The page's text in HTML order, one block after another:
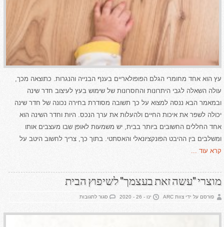
עץ הוא אחד מחומרי הגלם הפופולאריים בענף הבנייה והנגרות. כתוצאה מכך,
עולה השאלה לגבי היתרונות והחסרונות של שימוש בעץ לעיצוב חדר שינה
ובמאמר הבא ננסה למצוא על כך תשובה מסודרת בחירה נכונה של חדר שינה
יכולה לשפר את איכות החיים ולהעלות את ערך הנכס. היות וחדר השינה הוא
אחד החללים החשובים ביותר בבית, יש משמעות לאופן שבו מעצבים אותו
ומשלבים בין ההיבט הפונקציונאלי והאסתטי. בתוך כך, צריך לחשוב היטב על
קרא עוד ...
מוצרי "עשה זאת בעצמך" לשיפוץ הבית
פורסם על ידי צוות ARC ינו - 26 - 2020 סגור לתגובותעל
זאת